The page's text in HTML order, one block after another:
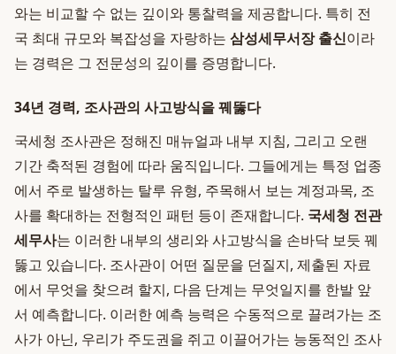
와는 비교할 수 없는 깊이와 통찰력을 제공합니다. 특히 전
국 최대 규모와 복잡성을 자랑하는 삼성세무서장 출신이라
는 경력은 그 전문성의 깊이를 증명합니다.
34년 경력, 조사관의 사고방식을 꿰뚫다
국세청 조사관은 정해진 매뉴얼과 내부 지침, 그리고 오랜
기간 축적된 경험에 따라 움직입니다. 그들에게는 특정 업종
에서 주로 발생하는 탈루 유형, 주목해서 보는 계정과목, 조
사를 확대하는 전형적인 패턴 등이 존재합니다. 국세청 전관
세무사는 이러한 내부의 생리와 사고방식을 손바닥 보듯 꿰
뚫고 있습니다. 조사관이 어떤 질문을 던질지, 제출된 자료
에서 무엇을 찾으려 할지, 다음 단계는 무엇일지를 한발 앞
서 예측합니다. 이러한 예측 능력은 수동적으로 끌려가는 조
사가 아닌, 우리가 주도권을 쥐고 이끌어가는 능동적인 조사